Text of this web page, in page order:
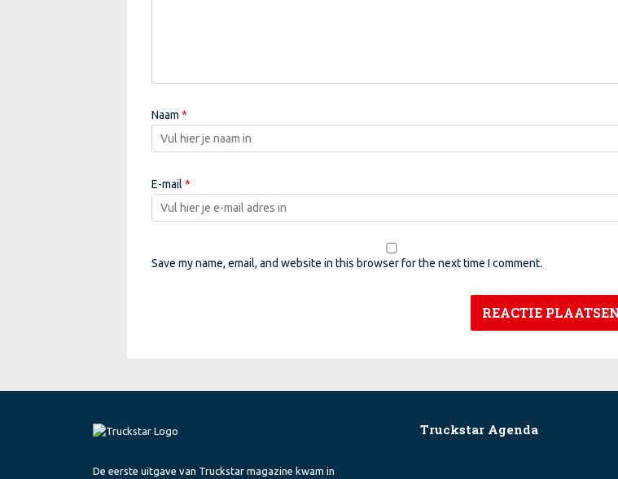
Naam *
E-mail *
Save my name, email, and website in this browser for the next time I comment.
De eerste uitgave van Truckstar magazine kwam in
Truckstar Agenda